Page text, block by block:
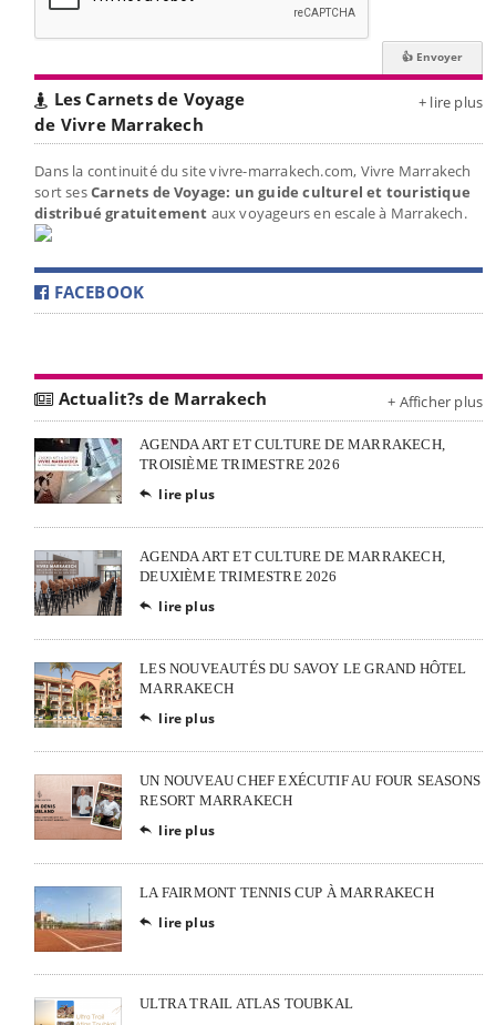
Les Carnets de Voyage
de Vivre Marrakech
+ lire plus
Dans la continuité du site vivre-marrakech.com, Vivre Marrakech
sort sesCarnets de Voyage: un guide culturel et touristique
distribué gratuitement aux voyageurs en escale à Marrakech.
FACEBOOK
Actualit?s de Marrakech + Afficher plus
AGENDA ART ET CULTURE DE MARRAKECH,
TROISIÈME TRIMESTRE 2026
 lire plus
AGENDA ART ET CULTURE DE MARRAKECH,
DEUXIÈME TRIMESTRE 2026
 lire plus
LES NOUVEAUTÉS DU SAVOY LE GRAND HÔTEL
MARRAKECH
 lire plus
UN NOUVEAU CHEF EXÉCUTIF AU FOUR SEASONS
RESORT MARRAKECH
 lire plus
LA FAIRMONT TENNIS CUP À MARRAKECH
 lire plus
ULTRA TRAIL ATLAS TOUBKAL